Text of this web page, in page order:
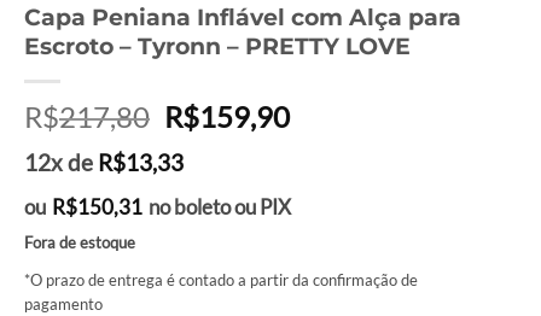
Capa Peniana Inflável com Alça para
Escroto – Tyronn – PRETTY LOVE
R$217,80 O
preço
original
era:
R$159,90O
é:
12x de R$13,33
ou R$150,31 no boleto ou PIX
Fora de estoque
*O prazo de entrega é contado a partir da confirmação de
pagamento